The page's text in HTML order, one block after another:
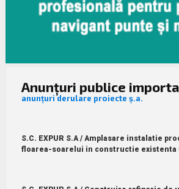
Anunțuri publice
anunțuri derulare proiecte ș.a.
S.C. EXPUR S.A / Amplasare instalatie
floarea-soarelui in constructie existenta